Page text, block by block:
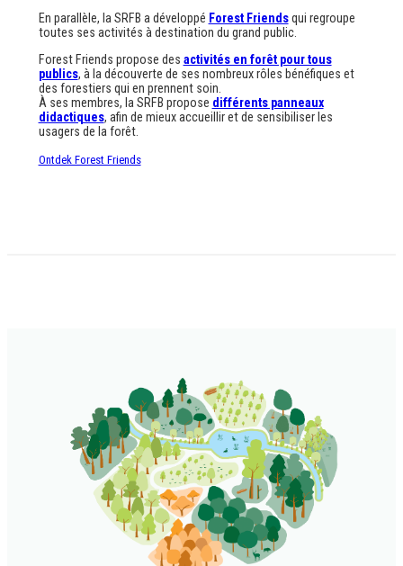
En parallèle, la SRFB a développé Forest Friendsqui regroupe
toutes ses activités à destination du grand public.
Forest Friends propose des activités en forêt pour tous
publics, à la découverte de ses nombreux rôles bénéfiques et
des forestiers qui en prennent soin.
À ses membres, la SRFB propose différents panneaux
didactiques, afin de mieux accueillir et de sensibiliser les
usagers de la forêt.
Ontdek Forest Friends